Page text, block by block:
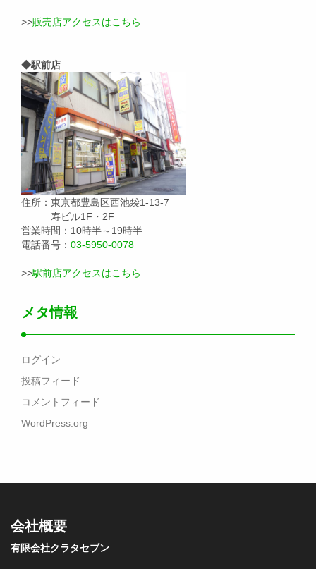
>>販売店アクセスはこちら
◆駅前店
住所：東京都豊島区西池袋1-13-7
寿ビル1F・2F
営業時間：10時半～19時半
電話番号： 03-5950-0078
>>駅前店アクセスはこちら
メタ情報
ログイン
投稿フィード
コメントフィード
WordPress.org
会社概要
有限会社クラタセブン